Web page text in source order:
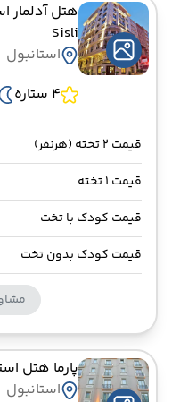
هتل آدلمار
Sisli
استانبول
4 ستاره
قیمت 2 تخته (هرنفر)
قیمت 1 تخته
قیمت کودک با تخت
قیمت کودک بدون تخت
پارما هتل
استانبول